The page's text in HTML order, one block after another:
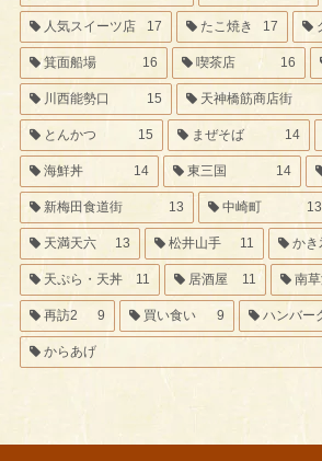
人気スイーツ店 17 たこ焼き 17
箕面船場 16 喫茶店 16
川西能勢口 15 天神橋筋商店街
とんかつ 15 まぜそば 14
海鮮丼 14 東三国 14
新梅田食道街 13 中崎町 13
天満天六 13 松井山手 11 かき
天ぷら・天丼 11 居酒屋 11 南草
再訪2 9 買い食い 9 ハンバー
からあげ